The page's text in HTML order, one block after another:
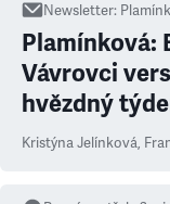
Newsletter:
Plamínková:
Vávrovci
hvězdný
Kristýna Jelínková,